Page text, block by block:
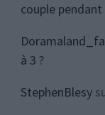
couple
à 3 ?
StephenBlesy